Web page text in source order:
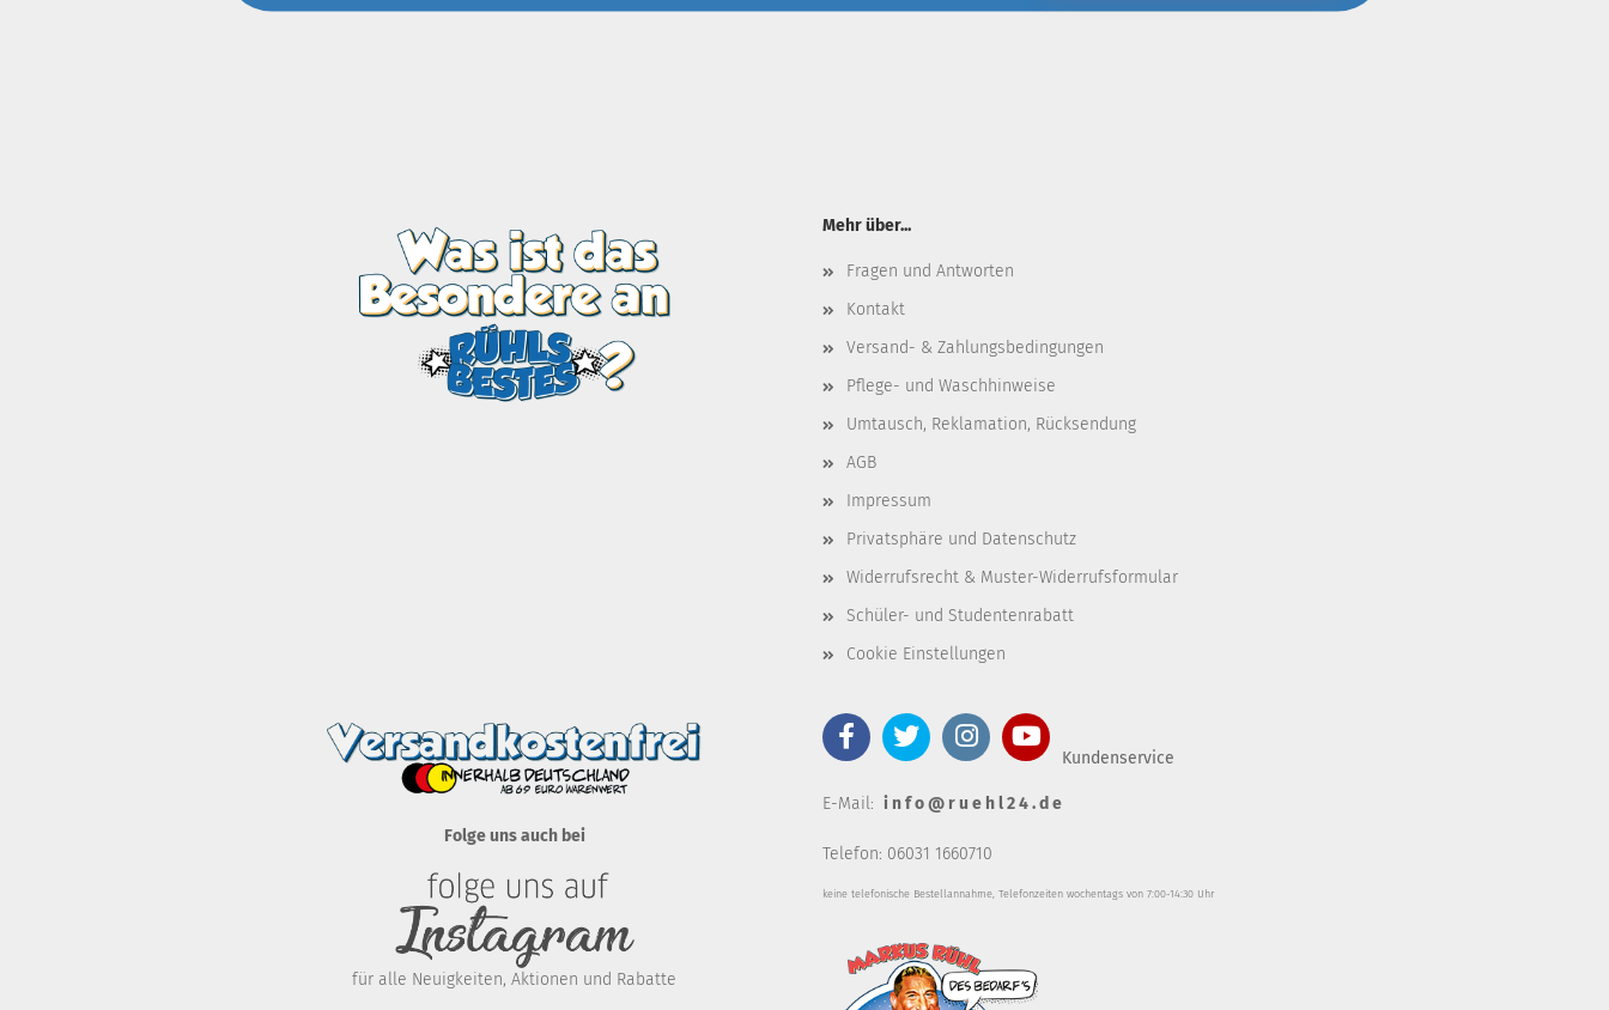
Mehr über...
Fragen und Antworten
Kontakt
Versand- & Zahlungsbedingungen
Pflege- und Waschhinweise
Umtausch, Reklamation, Rücksendung
AGB
Impressum
Privatsphäre und Datenschutz
Widerrufsrecht & Muster-Widerrufsformular
Schüler- und Studentenrabatt
Cookie Einstellungen
Folge uns auch bei
für alle Neuigkeiten, Aktionen und Rabatte
Kundenservice
E-Mail: i n f o @ r u e h l 2 4 . d e
Telefon: 06031 1660710
keine telefonische Bestellannahme, Telefonzeiten wochentags von 7:00-14:30 Uhr